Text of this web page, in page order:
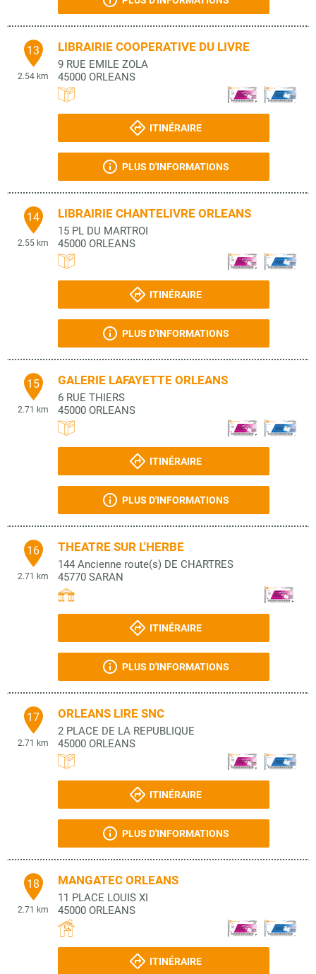
13
2.54 km
LIBRAIRIE COOPERATIVE DU LIVRE
9 RUE EMILE ZOLA
45000 ORLEANS
ITINÉRAIRE
PLUS D'INFORMATIONS
14
2.55 km
LIBRAIRIE CHANTELIVRE ORLEANS
15 PL DU MARTROI
45000 ORLEANS
ITINÉRAIRE
PLUS D'INFORMATIONS
15
2.71 km
GALERIE LAFAYETTE ORLEANS
6 RUE THIERS
45000 ORLEANS
ITINÉRAIRE
PLUS D'INFORMATIONS
16
2.71 km
THEATRE SUR L'HERBE
144 Ancienne route(s) DE CHARTRES
45770 SARAN
ITINÉRAIRE
PLUS D'INFORMATIONS
17
2.71 km
ORLEANS LIRE SNC
2 PLACE DE LA REPUBLIQUE
45000 ORLEANS
ITINÉRAIRE
PLUS D'INFORMATIONS
18
2.71 km
MANGATEC ORLEANS
11 PLACE LOUIS XI
45000 ORLEANS
ITINÉRAIRE